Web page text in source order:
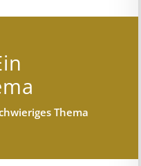
Thema